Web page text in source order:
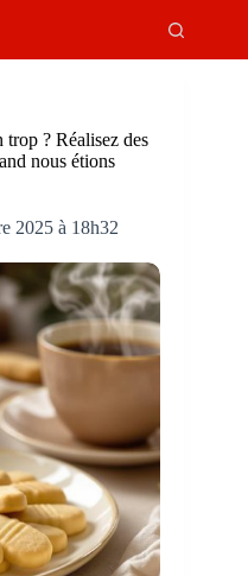
? Réalisez des
nous étions
2025 à 18h32